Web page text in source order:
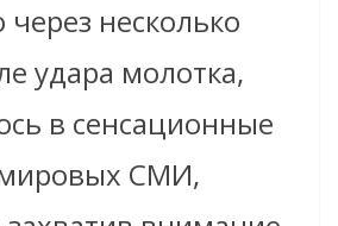
через несколько
удара молотка,
в сенсационные
СМИ,